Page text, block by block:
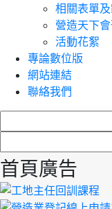
相關表單
營造天下會
活動花絮
專論數位版
網站連結
聯絡我們
首頁廣告